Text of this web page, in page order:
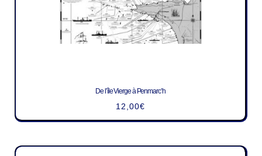
De l’île Vierge à Penmarc’h
12,00€